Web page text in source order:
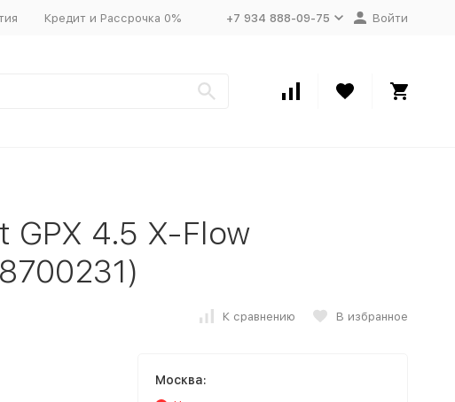
Кредит и Рассрочка 0% +7 934 888-09-75 Войти
4.5 X-Flow
К сравнению В избранное
Москва: